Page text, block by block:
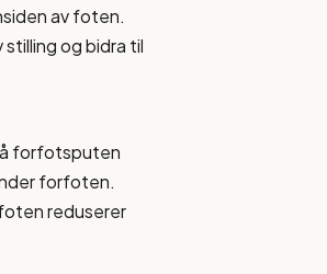
av foten.
og bidra til
forfotsputen
forfoten.
reduserer